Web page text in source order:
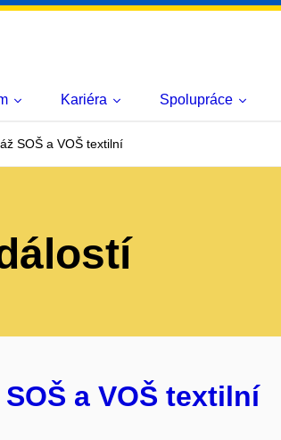
Kariéra Spolupráce
SOŠ a VOŠ textilní
a VOŠ textilní